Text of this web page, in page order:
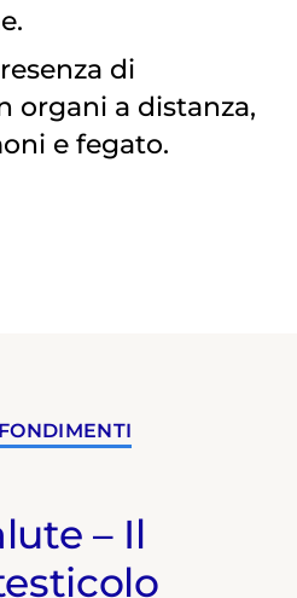
di
organi a distanza,
e fegato.
– Il